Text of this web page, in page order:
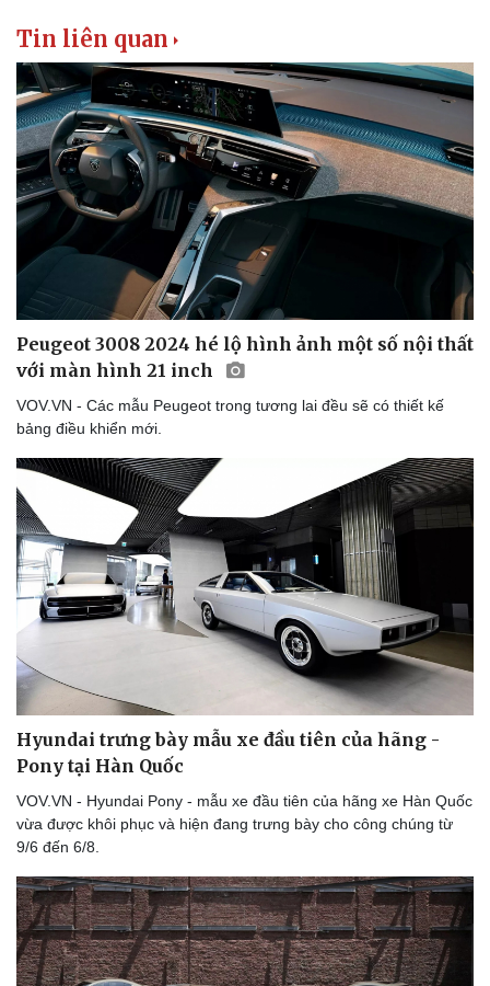
Tin liên quan
Peugeot 3008 2024 hé lộ hình ảnh một số nội thất
với màn hình 21 inch
VOV.VN - Các mẫu Peugeot trong tương lai đều sẽ có thiết kế
bảng điều khiển mới.
Hyundai trưng bày mẫu xe đầu tiên của hãng -
Pony tại Hàn Quốc
VOV.VN - Hyundai Pony - mẫu xe đầu tiên của hãng xe Hàn Quốc
vừa được khôi phục và hiện đang trưng bày cho công chúng từ
9/6 đến 6/8.